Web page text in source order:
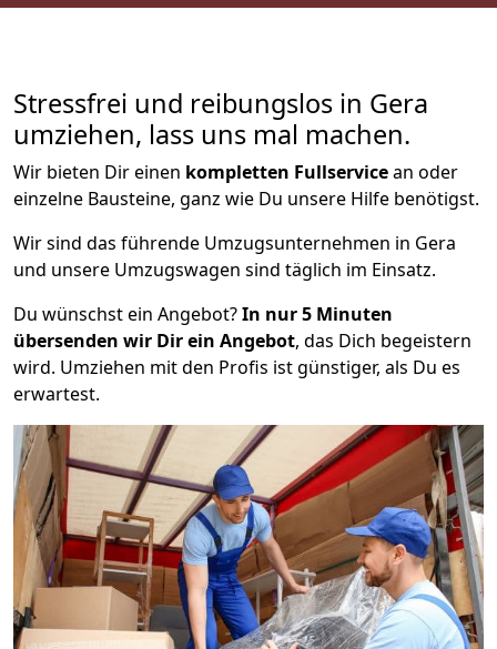
Stressfrei und reibungslos in Gera
umziehen, lass uns mal machen.
Wir bieten Dir einen kompletten Fullservicean oder
einzelne Bausteine, ganz wie Du unsere Hilfe benötigst.
Wir sind das führende Umzugsunternehmen in Gera
und unsere Umzugswagen sind täglich im Einsatz.
Du wünschst ein Angebot?In nur 5 Minuten
übersenden wir Dir ein Angebot, das Dich begeistern
wird. Umziehen mit den Profis ist günstiger, als Du es
erwartest.